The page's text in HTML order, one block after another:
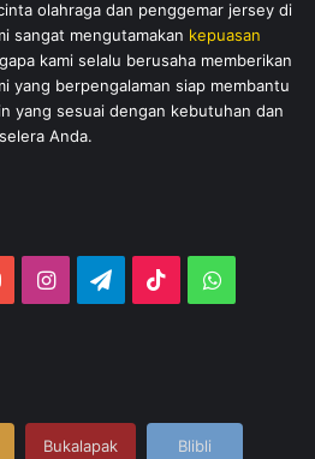
olahraga dan penggemar jersey di
sangat mengutamakan kepuasan
kami selalu berusaha memberikan
yang berpengalaman siap membantu
yang sesuai dengan kebutuhan dan
selera Anda.
YouTubeInstagramTelegram
TikTok
Bukalapak Blibli